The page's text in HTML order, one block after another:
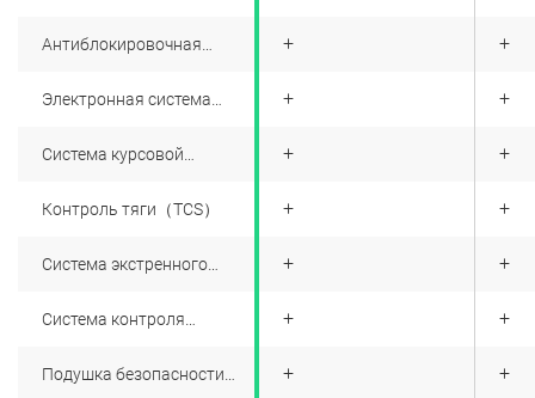
Антиблокировочная
Электронная система
Система курсовой
Контроль тяги（TCS）
Система экстренного
Система контроля
Подушка безопасности
+
+
+
+
+
+
+
+
+
+
+
+
+
+
+
+
+
+
+
+
+